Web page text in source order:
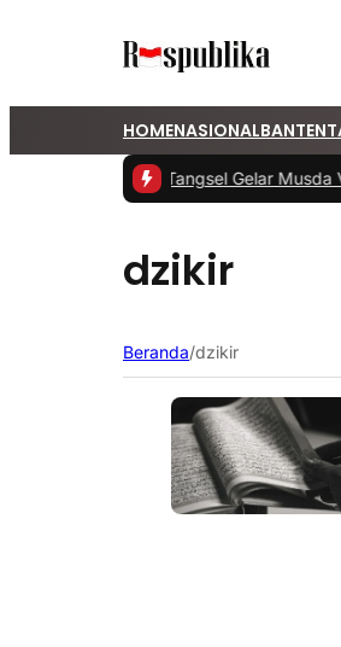
HOMENASIONALBANTEN
PKS Tangsel Gelar Musda
dzikir
Beranda/dzikir